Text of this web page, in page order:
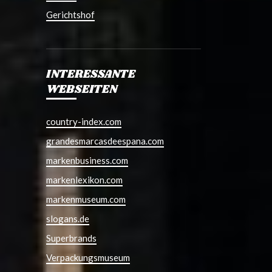
Gerichtshof
INTERESSANTE
WEBSEITEN
country-index.com
grandesmarcasdeespana.com
markenbusiness.com
markenlexikon.com
markenmuseum.com
slogans.de
Superbrands
Verpackungsmuseum